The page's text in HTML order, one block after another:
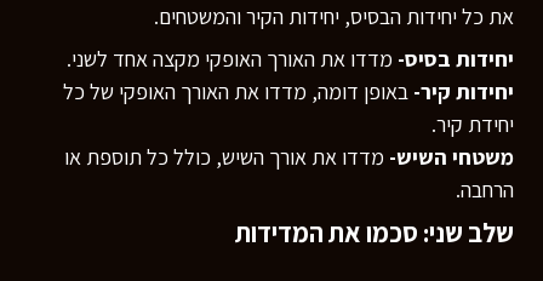
את כל יחידות הבסיס, יחידות הקיר והמשטחים.
יחידות בסיס- מדדו את האורך האופקי מקצה אחד לשני.
יחידות קיר- באופן דומה, מדדו את האורך האופקי של כל
יחידת קיר.
משטחי השיש- מדדו את אורך השיש, כולל כל תוספת או
הרחבה.
שלב שני: סכמו את המדידות